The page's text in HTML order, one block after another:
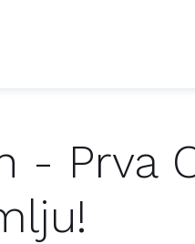
- Prva